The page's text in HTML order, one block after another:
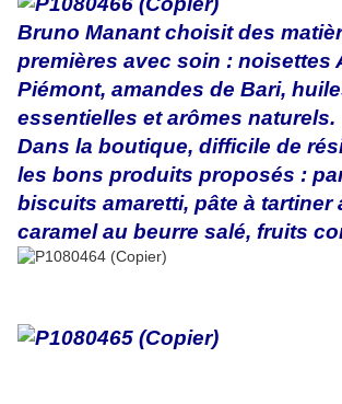
Bruno Manant choisit des
premières avec soin : noisettes
Piémont, amandes de Bari,
essentielles et arômes naturels.
Dans la boutique, difficile de
les bons produits proposés :
biscuits amaretti, pâte à tartiner
caramel au beurre salé, fruits